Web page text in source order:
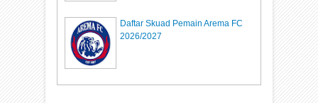
Daftar Skuad Pemain Arema FC
2026/2027